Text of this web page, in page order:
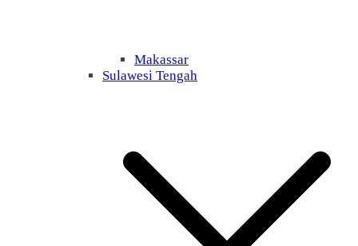
Makassar
Sulawesi Tengah